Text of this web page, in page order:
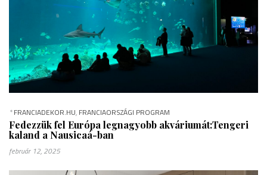
*FRANCIADEKOR.HU, FRANCIAORSZÁGI PROGRAM
Fedezzük fel Európa legnagyobb akváriumát:Tengeri
kaland a Nausicaá-ban
február 12, 2025